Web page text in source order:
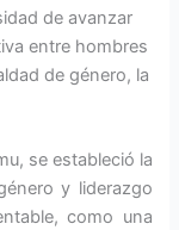
de avanzar
entre hombres
de género, la
se estableció la
y liderazgo
como una